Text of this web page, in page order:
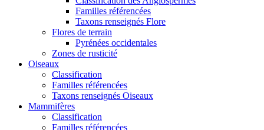
Familles référencées
Taxons renseignés Flore
Flores de terrain
Pyrénées occidentales
Zones de rusticité
Oiseaux
Classification
Familles référencées
Taxons renseignés Oiseaux
Mammifères
Classification
Familles référencées